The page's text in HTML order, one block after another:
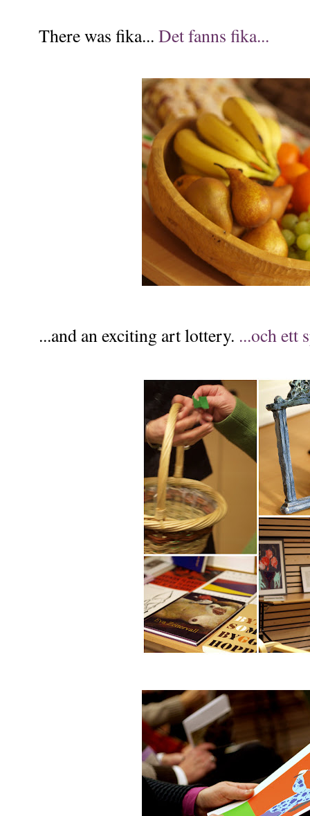
There was fika... Det fanns fika...
...and an exciting art lottery. ...och ett